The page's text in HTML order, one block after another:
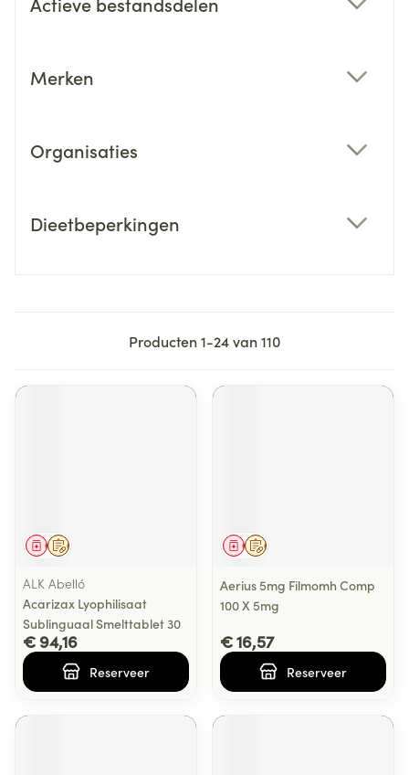
Merken
Organisaties
Dieetbeperkingen
Producten1-24van110
Op voorschrift
Geneesmiddel
ALK Abelló
Acarizax Lyophilisaat
Sublinguaal Smelttablet 30
€ 94,16
Reserveer
Op voorschrift
Geneesmiddel
Aerius 5mg Filmomh Comp
100 X 5mg
€ 16,57
Reserveer